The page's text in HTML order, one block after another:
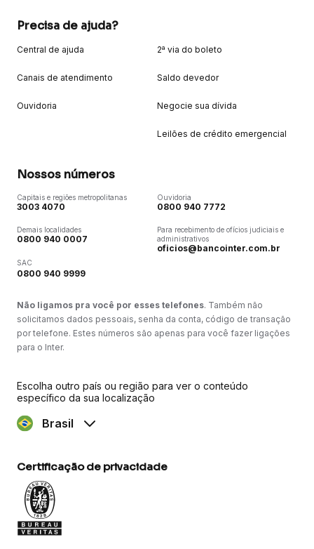
Precisa de ajuda?
Central de ajuda
Canais de atendimento
Ouvidoria
2ª via do boleto
Saldo devedor
Negocie sua dívida
Leilões de crédito emergencial
Nossos números
Capitais e regiões metropolitanas
3003 4070
Demais localidades
0800 940 0007
SAC
0800 940 9999
Ouvidoria
0800 940 7772
Para recebimento de ofícios judiciais e
administrativos
oficios@bancointer.com.br
Não ligamos pra você por esses telefones. Também não
solicitamos dados pessoais, senha da conta, código de transação
por telefone. Estes números são apenas para você fazer ligações
para o Inter.
Escolha outro país ou região para ver o conteúdo
específico da sua localização
Brasil
Certificação de privacidade